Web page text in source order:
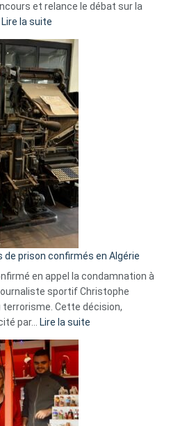
et relance le débat sur la
Lire la suite
Eurovision
2026
:
Pays-
Bas,
Espagne,
Irlande
et
Slovénie
rejettent
la
présence
d’Israël
de prison confirmés en Algérie
en appel la condamnation à
sportif Christophe
terrorisme. Cette décision,
par… Lire la suite